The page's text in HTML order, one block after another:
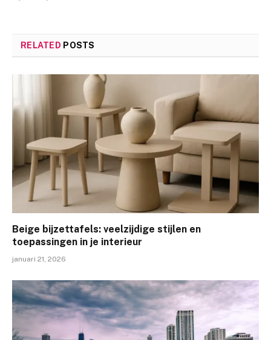
RELATED POSTS
Beige bijzettafels: veelzijdige stijlen en
toepassingen in je interieur
januari 21, 2026